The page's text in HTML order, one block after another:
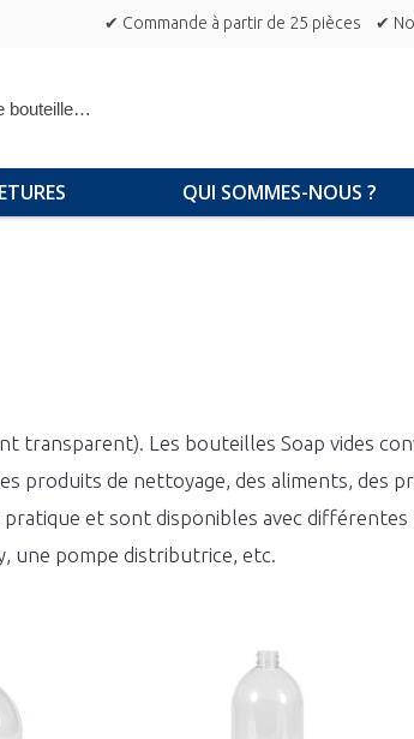
✔ Commande à partir de 25 pièces ✔
QUI SOMMES-NOUS ?
transparent). Les bouteilles Soap vides
produits de nettoyage, des aliments, des
et sont disponibles avec
une pompe distributrice, etc.